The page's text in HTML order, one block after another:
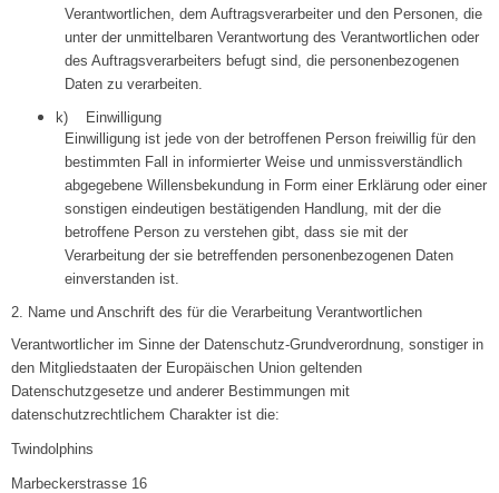
Verantwortlichen, dem Auftragsverarbeiter und den Personen, die
unter der unmittelbaren Verantwortung des Verantwortlichen oder
des Auftragsverarbeiters befugt sind, die personenbezogenen
Daten zu verarbeiten.
k) Einwilligung
Einwilligung ist jede von der betroffenen Person freiwillig für den
bestimmten Fall in informierter Weise und unmissverständlich
abgegebene Willensbekundung in Form einer Erklärung oder einer
sonstigen eindeutigen bestätigenden Handlung, mit der die
betroffene Person zu verstehen gibt, dass sie mit der
Verarbeitung der sie betreffenden personenbezogenen Daten
einverstanden ist.
2. Name und Anschrift des für die Verarbeitung Verantwortlichen
Verantwortlicher im Sinne der Datenschutz-Grundverordnung, sonstiger in
den Mitgliedstaaten der Europäischen Union geltenden
Datenschutzgesetze und anderer Bestimmungen mit
datenschutzrechtlichem Charakter ist die:
Twindolphins
Marbeckerstrasse 16